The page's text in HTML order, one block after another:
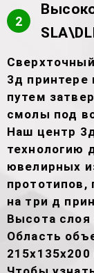
2
3д принтере
путем
смолы под
Наш центр
технологию
ювелирных
прототипов,
на три д
Высота
Область